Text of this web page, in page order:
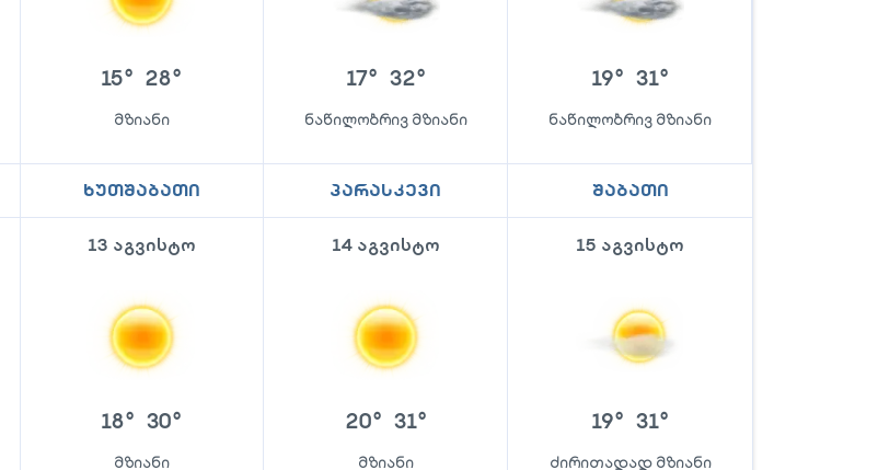
15° 28°
მზიანი
17° 32°
ნაწილობრივ მზიანი
19° 31°
ნაწილობრივ მზიანი
ხუთშაბათი
13 აგვისტო
18° 30°
მზიანი
პარასკევი
14 აგვისტო
20° 31°
მზიანი
შაბათი
15 აგვისტო
19° 31°
ძირითადად მზიანი